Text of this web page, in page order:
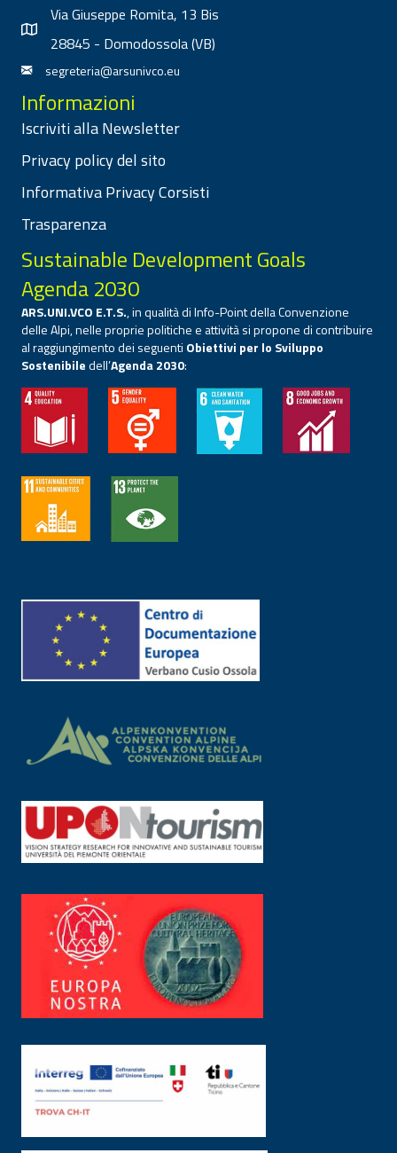
Via Giuseppe Romita, 13 Bis
28845 - Domodossola (VB)
segreteria@arsunivco.eu
Informazioni
Iscriviti alla Newsletter
Privacy policy del sito
Informativa Privacy Corsisti
Trasparenza
Sustainable Development Goals
Agenda 2030
ARS.UNI.VCO E.T.S., in qualità di Info-Point della Convenzione
delle Alpi, nelle proprie politiche e attività si propone di contribuire
al raggiungimento dei seguenti Obiettivi per lo Sviluppo
Sostenibiledell’Agenda 2030: